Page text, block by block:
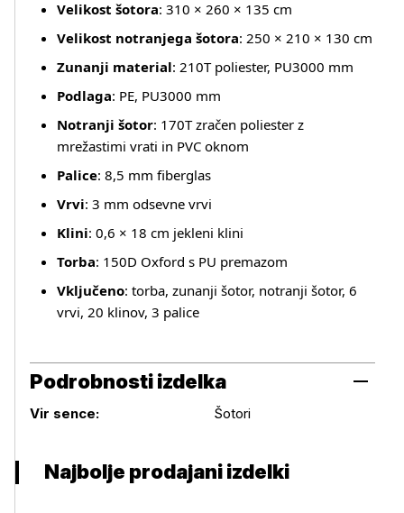
Velikost šotora: 310 × 260 × 135 cm
Velikost notranjega šotora: 250 × 210 × 130 cm
Zunanji material: 210T poliester, PU3000 mm
Podlaga: PE, PU3000 mm
Notranji šotor: 170T zračen poliester z
mrežastimi vrati in PVC oknom
Palice: 8,5 mm fiberglas
Vrvi: 3 mm odsevne vrvi
Klini: 0,6 × 18 cm jekleni klini
Torba: 150D Oxford s PU premazom
Vključeno: torba, zunanji šotor, notranji šotor, 6
vrvi, 20 klinov, 3 palice
Podrobnosti izdelka
Podrobnosti izdelka
Vir sence: Šotori
Najbolje prodajani izdelki